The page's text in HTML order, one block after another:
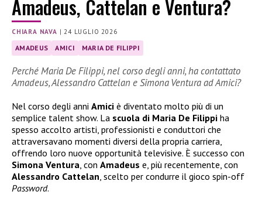
Amadeus, Cattelan e Ventura?
CHIARA NAVA | 24 LUGLIO 2026
AMADEUS AMICI MARIA DE FILIPPI
Perché Maria De Filippi, nel corso degli anni, ha contattato
Amadeus, Alessandro Cattelan e Simona Ventura ad Amici?
Nel corso degli anni Amici è diventato molto più di un
semplice talent show. La scuola di Maria De Filippi ha
spesso accolto artisti, professionisti e conduttori che
attraversavano momenti diversi della propria carriera,
offrendo loro nuove opportunità televisive. È successo con
Simona Ventura, con Amadeus e, più recentemente, con
Alessandro Cattelan, scelto per condurre il gioco spin-off
Password.